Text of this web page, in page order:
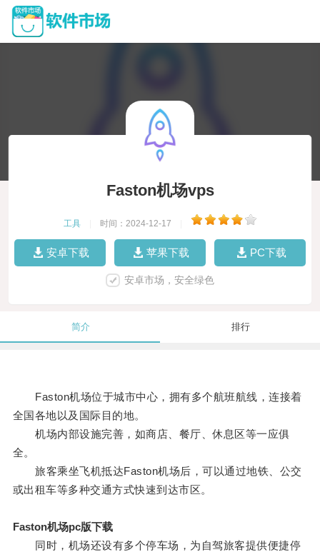
Faston机场vps
工具 时间：2024-12-17
安卓下载 苹果下载 PC下载
安卓市场，安全绿色
简介 排行
Faston机场位于城市中心，拥有多个航班航线，连接着
全国各地以及国际目的地。
机场内部设施完善，如商店、餐厅、休息区等一应俱
全。
旅客乘坐飞机抵达Faston机场后，可以通过地铁、公交
或出租车等多种交通方式快速到达市区。
Faston机场pc版下载
同时，机场还设有多个停车场，为自驾旅客提供便捷停